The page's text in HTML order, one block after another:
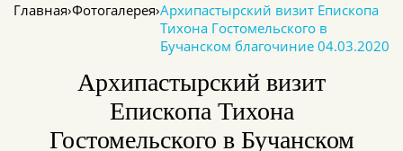
Главная›Фотогалерея›Архипастырский визит Епископа
Тихона Гостомельского в
Бучанском благочиние 04.03.2020
Архипастырский визит
Епископа Тихона
Гостомельского в Бучанском